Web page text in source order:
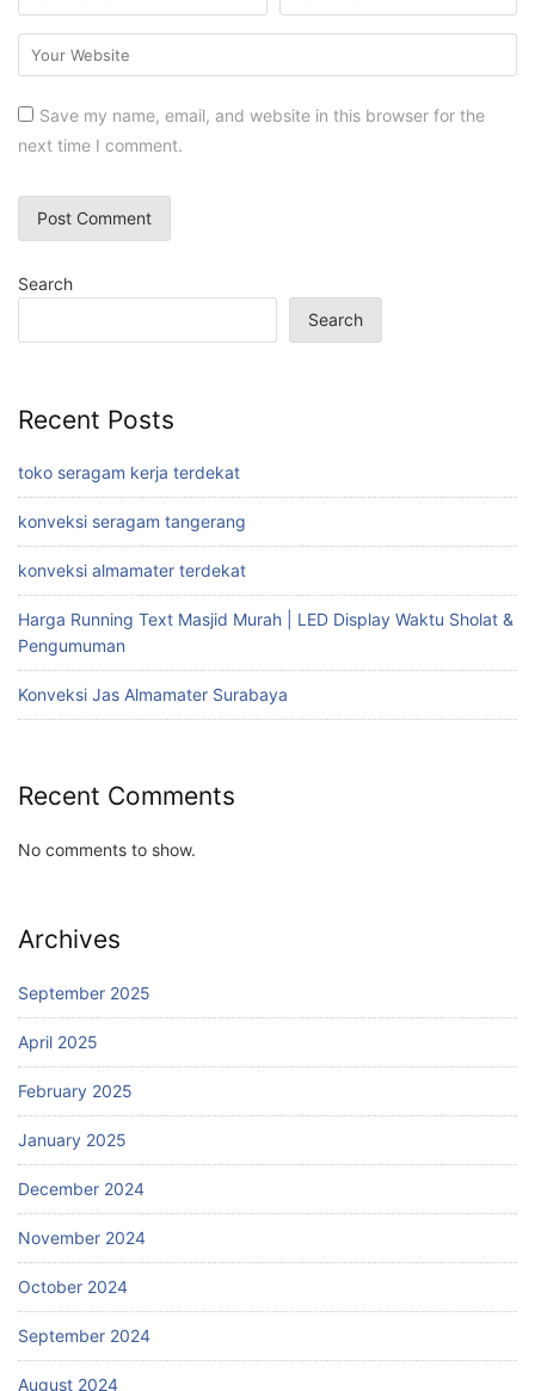
Save my name, email, and website in this browser for the
next time I comment.
Search
Search
Recent Posts
toko seragam kerja terdekat
konveksi seragam tangerang
konveksi almamater terdekat
Harga Running Text Masjid Murah | LED Display Waktu Sholat &
Pengumuman
Konveksi Jas Almamater Surabaya
Recent Comments
No comments to show.
Archives
September 2025
April 2025
February 2025
January 2025
December 2024
November 2024
October 2024
September 2024
August 2024